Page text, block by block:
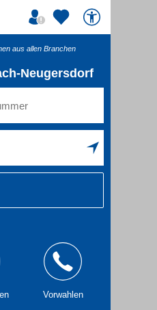
aus allen Branchen
Neugersdorf
Vorwahlen